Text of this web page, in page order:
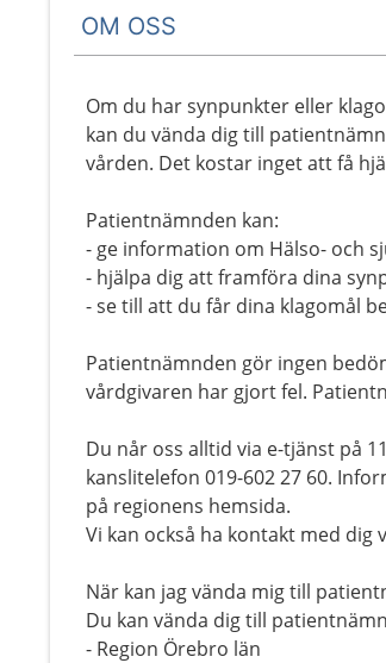
OM OSS
Om du har synpunkter eller
kan du vända dig till
vården. Det kostar inget att få
Patientnämnden kan:
- ge information om Hälso- och
- hjälpa dig att framföra dina
- se till att du får dina klagomål
Patientnämnden gör ingen
vårdgivaren har gjort fel.
Du når oss alltid via e-tjänst på
kanslitelefon 019-602 27 60.
på regionens hemsida.
Vi kan också ha kontakt med
När kan jag vända mig till
Du kan vända dig till
- Region Örebro län